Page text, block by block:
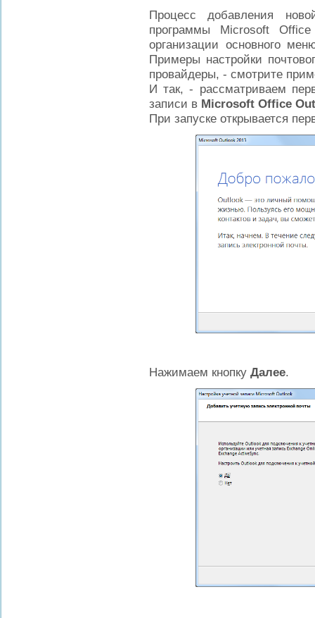
Процесс добавления
программы Microsoft
организации основного
Примеры настройки
провайдеры, - смотрите
И так, - рассматриваем
записи в Microsoft Office
При запуске открывается
Нажимаем кнопку Далее.